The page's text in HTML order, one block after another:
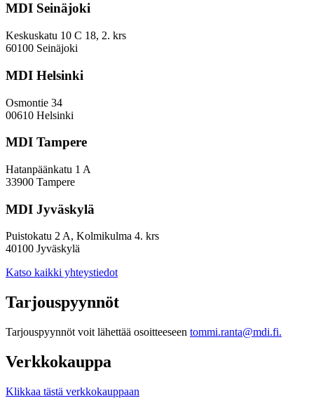
parantaa
EVP-
indeksissä?
MDI Seinäjoki
Keskuskatu 10 C 18, 2. krs
60100 Seinäjoki
MDI Helsinki
Osmontie 34
00610 Helsinki
MDI Tampere
Hatanpäänkatu 1 A
33900 Tampere
MDI Jyväskylä
Puistokatu 2 A, Kolmikulma 4. krs
40100 Jyväskylä
Katso kaikki yhteystiedot
Tarjouspyynnöt
Tarjouspyynnöt voit lähettää osoitteeseen tommi.ranta@mdi.fi.
Verkkokauppa
Klikkaa tästä verkkokauppaan